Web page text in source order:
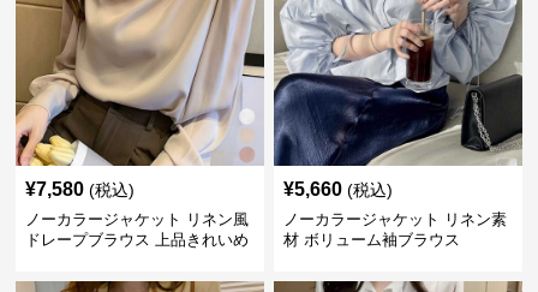
¥7,580 (税込)
ノーカラージャケット リネン風
ドレープブラウス 上品きれいめ
¥5,660 (税込)
ノーカラージャケット リネン素
材 ボリューム袖ブラウス